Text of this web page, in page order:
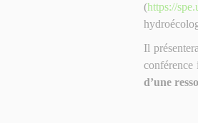
(https://
Il
conférence
d’une